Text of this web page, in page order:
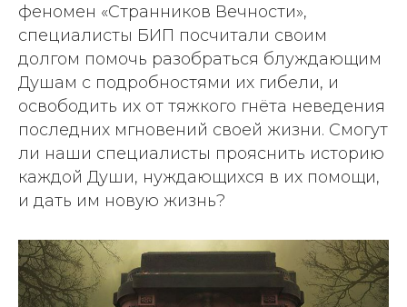
феномен «Странников Вечности»,
специалисты БИП посчитали своим
долгом помочь разобраться блуждающим
Душам с подробностями их гибели, и
освободить их от тяжкого гнёта неведения
последних мгновений своей жизни. Смогут
ли наши специалисты прояснить историю
каждой Души, нуждающихся в их помощи,
и дать им новую жизнь?